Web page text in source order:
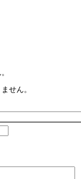
せん。